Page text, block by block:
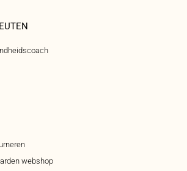
webshop